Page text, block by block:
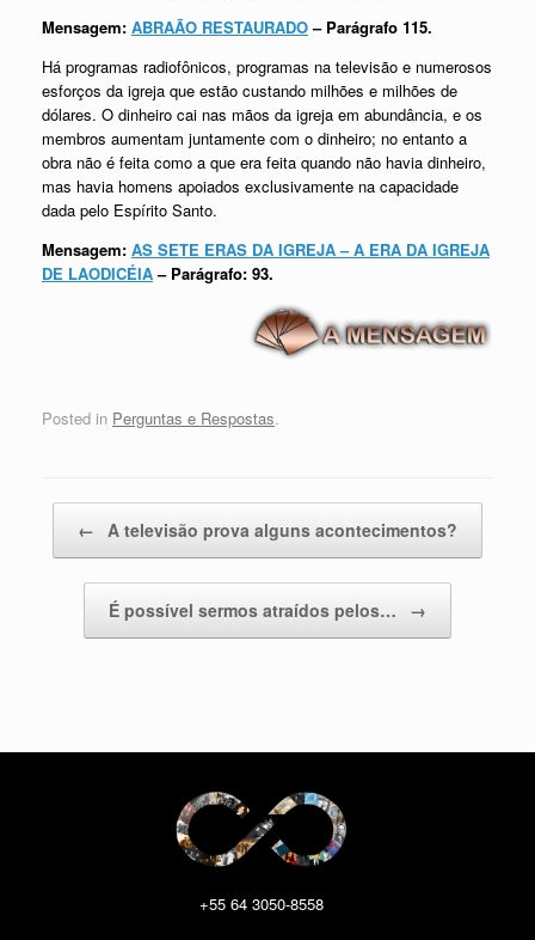
Mensagem: ABRAÃO RESTAURADO– Parágrafo 115.
Há programas radiofônicos, programas na televisão e numerosos
esforços da igreja que estão custando milhões e milhões de
dólares. O dinheiro cai nas mãos da igreja em abundância, e os
membros aumentam juntamente com o dinheiro; no entanto a
obra não é feita como a que era feita quando não havia dinheiro,
mas havia homens apoiados exclusivamente na capacidade
dada pelo Espírito Santo.
Mensagem: AS SETE ERAS DA IGREJA – A ERA DA IGREJA
DE LAODICÉIA– Parágrafo: 93.
Posted in Perguntas e Respostas.
← A televisão prova alguns acontecimentos?
É possível sermos atraídos pelos… →
+55 64 3050-8558